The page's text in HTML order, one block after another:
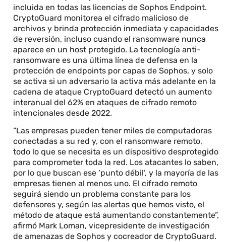
incluida en todas las licencias de Sophos Endpoint.
CryptoGuard monitorea el cifrado malicioso de
archivos y brinda protección inmediata y capacidades
de reversión, incluso cuando el ransomware nunca
aparece en un host protegido. La tecnología anti-
ransomware es una última línea de defensa en la
protección de endpoints por capas de Sophos, y solo
se activa si un adversario la activa más adelante en la
cadena de ataque CryptoGuard detectó un aumento
interanual del 62% en ataques de cifrado remoto
intencionales desde 2022.
“Las empresas pueden tener miles de computadoras
conectadas a su red y, con el ransomware remoto,
todo lo que se necesita es un dispositivo desprotegido
para comprometer toda la red. Los atacantes lo saben,
por lo que buscan ese ‘punto débil’, y la mayoría de las
empresas tienen al menos uno. El cifrado remoto
seguirá siendo un problema constante para los
defensores y, según las alertas que hemos visto, el
método de ataque está aumentando constantemente”,
afirmó Mark Loman, vicepresidente de investigación
de amenazas de Sophos y cocreador de CryptoGuard.